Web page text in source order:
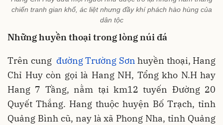
chiến tranh gian khổ, ác liệt nhưng đầy khí phách hào hùng của
dân tộc
Những huyền thoại trong lòng núi đá
Trên cung đường Trường Sơn huyền thoại, Hang
Chỉ Huy còn gọi là Hang NH, Tổng kho N.H hay
Hang 7 Tầng, nằm tại km12 tuyến Đường 20
Quyết Thắng. Hang thuộc huyện Bố Trạch, tỉnh
Quảng Bình cũ, nay là xã Phong Nha, tỉnh Quảng